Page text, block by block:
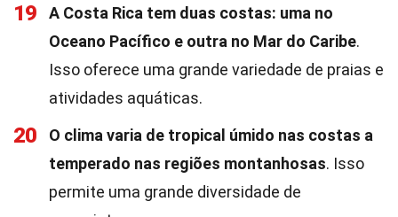
19
A Costa Rica tem duas costas: uma no
Oceano Pacífico e outra no Mar do Caribe.
Isso oferece uma grande variedade de praias e
atividades aquáticas.
20
O clima varia de tropical úmido nas costas a
temperado nas regiões montanhosas. Isso
permite uma grande diversidade de